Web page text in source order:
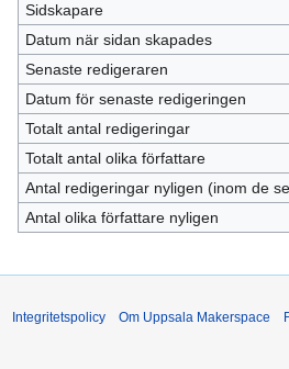
Sidskapare
Datum när sidan skapades
Senaste redigeraren
Datum för senaste redigeringen
Totalt antal redigeringar
Totalt antal olika författare
Antal redigeringar nyligen (inom de
Antal olika författare nyligen
Integritetspolicy Om Uppsala Makerspace